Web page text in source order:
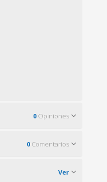
0 Opiniones
0 Comentarios
Ver